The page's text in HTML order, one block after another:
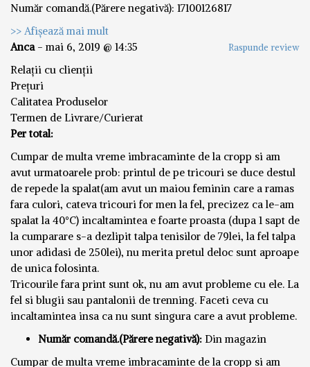
Număr comandă.(Părere negativă): 17100126817
>> Afișează mai mult
Anca- mai 6, 2019 @ 14:35 Raspunde review
Relații cu clienții
Prețuri
Calitatea Produselor
Termen de Livrare/Curierat
Per total:
Cumpar de multa vreme imbracaminte de la cropp si am
avut urmatoarele prob: printul de pe tricouri se duce destul
de repede la spalat(am avut un maiou feminin care a ramas
fara culori, cateva tricouri for men la fel, precizez ca le-am
spalat la 40°C) incaltamintea e foarte proasta (dupa 1 sapt de
la cumparare s-a dezlipit talpa tenisilor de 79lei, la fel talpa
unor adidasi de 250lei), nu merita pretul deloc sunt aproape
de unica folosinta.
Tricourile fara print sunt ok, nu am avut probleme cu ele. La
fel si blugii sau pantalonii de trenning. Faceti ceva cu
incaltamintea insa ca nu sunt singura care a avut probleme.
Număr comandă.(Părere negativă): Din magazin
Cumpar de multa vreme imbracaminte de la cropp si am